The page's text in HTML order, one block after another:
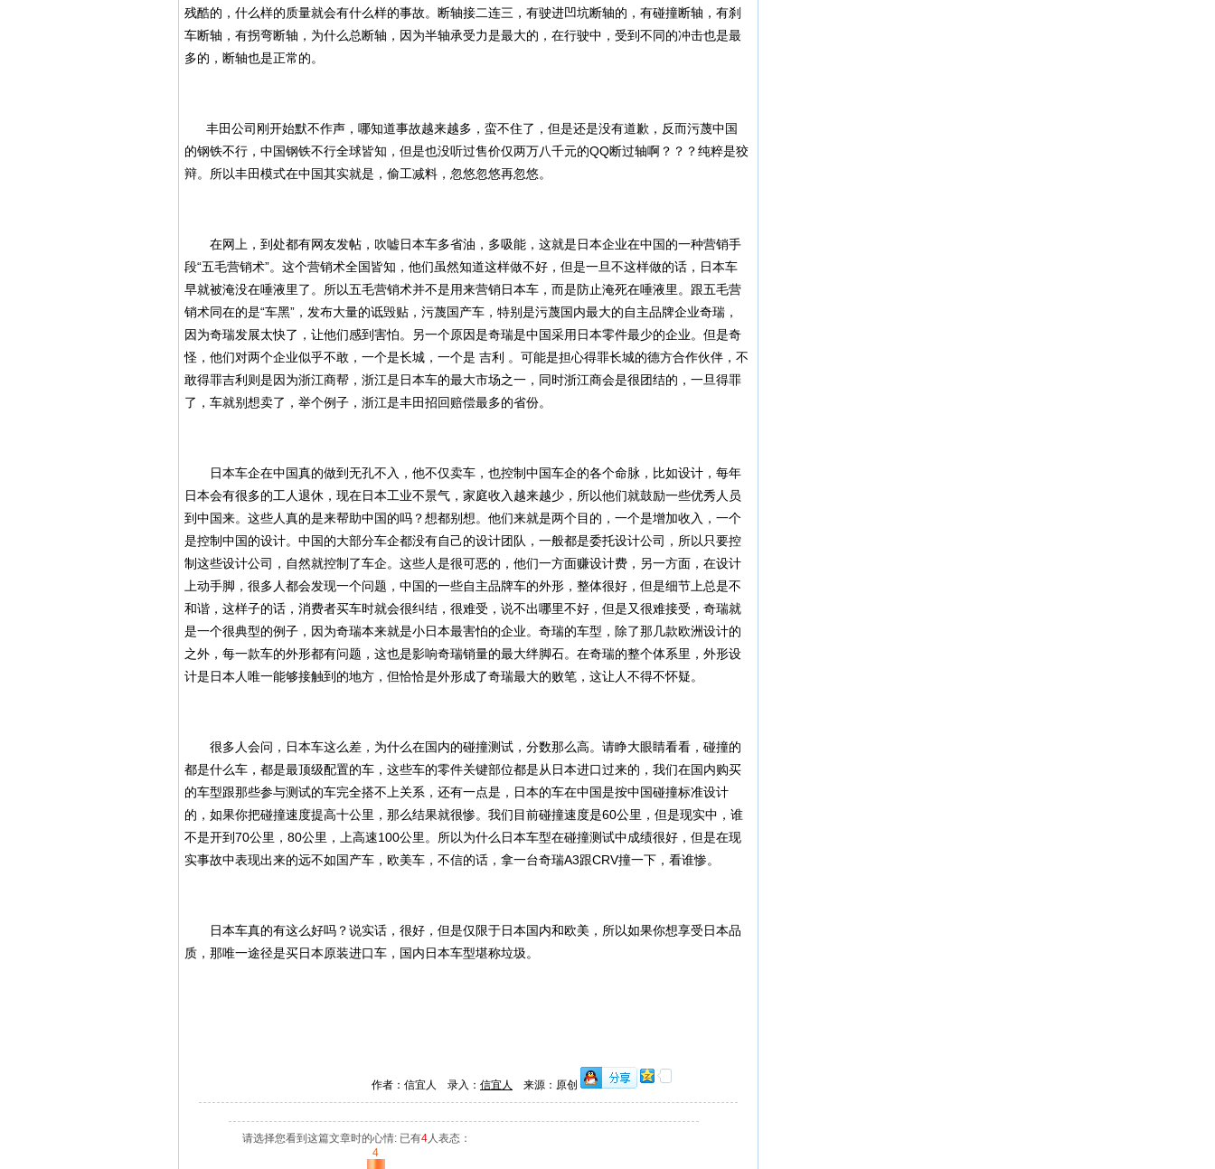
残酷的，什么样的质量就会有什么样的事故。断轴接二连三，有驶进凹坑断轴的，有碰撞断轴，有刹
车断轴，有拐弯断轴，为什么总断轴，因为半轴承受力是最大的，在行驶中，受到不同的冲击也是最
多的，断轴也是正常的。
丰田公司刚开始默不作声，哪知道事故越来越多，蛮不住了，但是还是没有道歉，反而污蔑中国
的钢铁不行，中国钢铁不行全球皆知，但是也没听过售价仅两万八千元的QQ断过轴啊？？？纯粹是狡
辩。 所以丰田模式在中国其实就是，偷工减料，忽悠忽悠再忽悠。
在网上，到处都有网友发帖，吹嘘日本车多省油，多吸能，这就是日本企业在中国的一种营销手
段“五毛营销术”。这个营销术全国皆知，他们虽然知道这样做不好，但是一旦不这样做的话，日本车
早就被淹没在唾液里了。所以五毛营销术并不是用来营销日本车，而是防止淹死在唾液里。跟五毛营
销术同在的是“车黑”，发布大量的诋毁贴，污蔑国产车，特别是污蔑国内最大的自主品牌企业奇瑞，
因为奇瑞发展太快了，让他们感到害怕。另一个原因是奇瑞是中国采用日本零件最少的企业。但是奇
怪，他们对两个企业似乎不敢，一个是长城，一个是 吉利 。可能是担心得罪长城的德方合作伙伴，不
敢得罪吉利则是因为浙江商帮，浙江是日本车的最大市场之一，同时浙江商会是很团结的，一旦得罪
了，车就别想卖了，举个例子，浙江是丰田招回赔偿最多的省份。
日本车企在中国真的做到无孔不入，他不仅卖车，也控制中国车企的各个命脉，比如设计，每年
日本会有很多的工人退休，现在日本工业不景气，家庭收入越来越少，所以他们就鼓励一些优秀人员
到中国来。这些人真的是来帮助中国的吗？想都别想。他们来就是两个目的，一个是增加收入，一个
是控制中国的设计。中国的大部分车企都没有自己的设计团队，一般都是委托设计公司，所以只要控
制这些设计公司，自然就控制了车企。这些人是很可恶的，他们一方面赚设计费，另一方面，在设计
上动手脚，很多人都会发现一个问题，中国的一些自主品牌车的外形，整体很好，但是细节上总是不
和谐，这样子的话，消费者买车时就会很纠结，很难受，说不出哪里不好，但是又很难接受，奇瑞就
是一个很典型的例子，因为奇瑞本来就是小日本最害怕的企业。奇瑞的车型，除了那几款欧洲设计的
之外，每一款车的外形都有问题，这也是影响奇瑞销量的最大绊脚石。在奇瑞的整个体系里，外形设
计是日本人唯一能够接触到的地方，但恰恰是外形成了奇瑞最大的败笔，这让人不得不怀疑。
很多人会问，日本车这么差，为什么在国内的碰撞测试，分数那么高。请睁大眼睛看看，碰撞的
都是什么车，都是最顶级配置的车，这些车的零件关键部位都是从日本进口过来的，我们在国内购买
的车型跟那些参与测试的车完全搭不上关系，还有一点是，日本的车在中国是按中国碰撞标准设计
的，如果你把碰撞速度提高十公里，那么结果就很惨。我们目前碰撞速度是60公里，但是现实中，谁
不是开到70公里，80公里，上高速100公里。所以为什么日本车型在碰撞测试中成绩很好，但是在现
实事故中表现出来的远不如国产车，欧美车，不信的话，拿一台奇瑞A3跟CRV撞一下，看谁惨。
日本车真的有这么好吗？说实话，很好，但是仅限于日本国内和欧美，所以如果你想享受日本品
质，那唯一途径是买日本原装进口车，国内日本车型堪称垃圾。
作者：信宜人 录入： 信宜人 来源：原创
请选择您看到这篇文章时的心情: 已有4人表态：
4